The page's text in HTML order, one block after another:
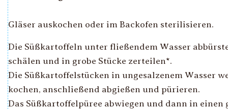
Gläser auskochen oder im Backofen sterilisieren.
Die Süßkartoffeln unter fließendem Wasser
schälen und in grobe Stücke zerteilen*.
Die Süßkartoffelstücken in ungesalzenem Wasser
kochen, anschließend abgießen und pürieren.
Das Süßkartoffelpüree abwiegen und dann in einen